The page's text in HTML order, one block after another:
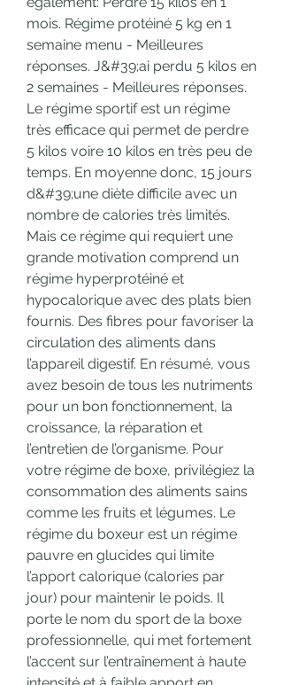
mois. Régime protéiné 5 kg en 1
semaine menu - Meilleures
réponses. J&#39;ai perdu 5 kilos en
2 semaines - Meilleures réponses.
Le régime sportif est un régime
très efficace qui permet de perdre
5 kilos voire 10 kilos en très peu de
temps. En moyenne donc, 15 jours
d&#39;une diète difficile avec un
nombre de calories très limités.
Mais ce régime qui requiert une
grande motivation comprend un
régime hyperprotéiné et
hypocalorique avec des plats bien
fournis. Des fibres pour favoriser la
circulation des aliments dans
l’appareil digestif. En résumé, vous
avez besoin de tous les nutriments
pour un bon fonctionnement, la
croissance, la réparation et
l’entretien de l’organisme. Pour
votre régime de boxe, privilégiez la
consommation des aliments sains
comme les fruits et légumes. Le
régime du boxeur est un régime
pauvre en glucides qui limite
l’apport calorique (calories par
jour) pour maintenir le poids. Il
porte le nom du sport de la boxe
professionnelle, qui met fortement
l’accent sur l’entraînement à haute